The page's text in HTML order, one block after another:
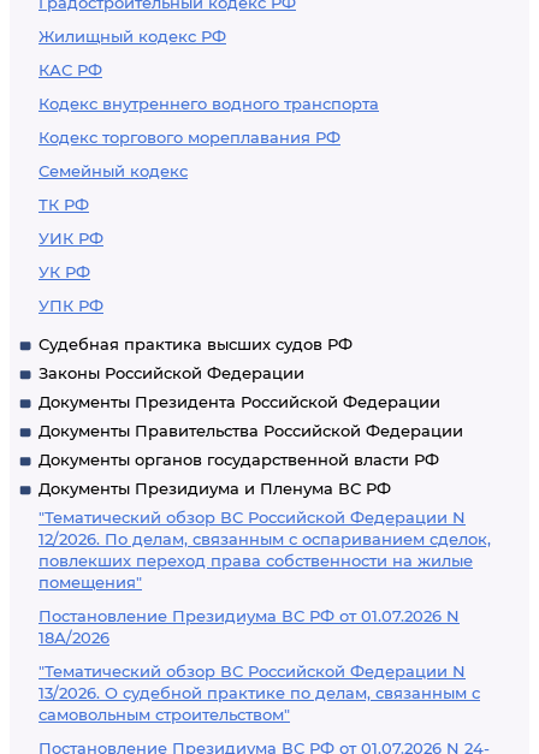
Жилищный кодекс РФ
КАС РФ
Кодекс внутреннего водного транспорта
Кодекс торгового мореплавания РФ
Семейный кодекс
ТК РФ
УИК РФ
УК РФ
УПК РФ
Судебная практика высших судов РФ
Законы Российской Федерации
Документы Президента Российской Федерации
Документы Правительства Российской Федерации
Документы органов государственной власти РФ
Документы Президиума и Пленума ВС РФ
"Тематический обзор ВС Российской Федерации N
12/2026. По делам, связанным с оспариванием сделок,
повлекших переход права собственности на жилые
помещения"
Постановление Президиума ВС РФ от 01.07.2026 N
18А/2026
"Тематический обзор ВС Российской Федерации N
13/2026. О судебной практике по делам, связанным с
самовольным строительством"
Постановление Президиума ВС РФ от 01.07.2026 N 24-